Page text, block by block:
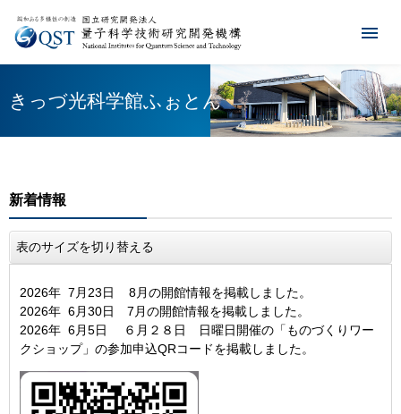
きっづ光科学館ふぉとん
新着情報
表のサイズを切り替える
​​2026年 7月23日 8月の開館情報を掲載しました。
​​2026年 6月30日 7月の開館情報を掲載しました。
2026年 6月5日 ６月２８日 日曜日開催の「ものづくりワー
クショップ」の参加申込QRコードを掲載しました。